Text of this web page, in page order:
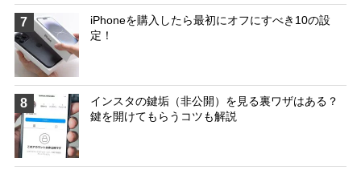
7
iPhoneを購入したら最初にオフにすべき10の設
定！
8
インスタの鍵垢（非公開）を見る裏ワザはある？
鍵を開けてもらうコツも解説